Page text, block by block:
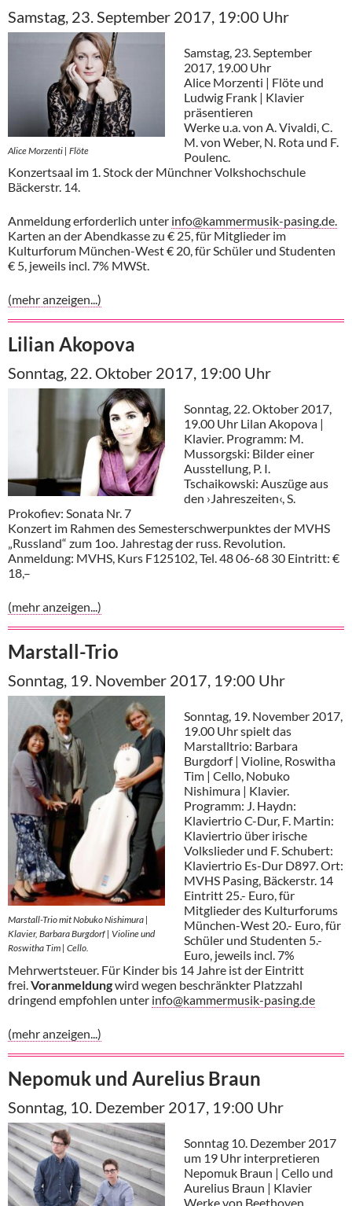
Samstag, 23. September 2017, 19:00 Uhr
Alice Morzenti | Flöte
Samstag, 23. September
2017, 19.00 Uhr
Alice Morzenti | Flöte und
Ludwig Frank | Klavier
präsentieren
Werke u.a. von A. Vivaldi, C.
M. von Weber, N. Rota und F.
Poulenc.
Konzertsaal im 1. Stock der Münchner Volkshochschule
Bäckerstr. 14.
Anmeldung erforderlich unter info@kammermusik-pasing.de.
Karten an der Abendkasse zu € 25, für Mitglieder im
Kulturforum München-West € 20, für Schüler und Studenten
€ 5, jeweils incl. 7% MWSt.
(mehr anzeigen...)
Lilian Akopova
Sonntag, 22. Oktober 2017, 19:00 Uhr
Sonntag, 22. Oktober 2017,
19.00 Uhr Lilan Akopova |
Klavier. Programm: M.
Mussorgski: Bilder einer
Ausstellung, P. I.
Tschaikowski: Auszüge aus
den ›Jahreszeiten‹, S.
Prokofiev: Sonata Nr. 7
Konzert im Rahmen des Semesterschwerpunktes der MVHS
„Russland“ zum 1oo. Jahrestag der russ. Revolution.
Anmeldung: MVHS, Kurs F125102, Tel. 48 06-68 30 Eintritt: €
18,–
(mehr anzeigen...)
Marstall-Trio
Sonntag, 19. November 2017, 19:00 Uhr
Marstall-Trio mit Nobuko Nishimura |
Klavier, Barbara Burgdorf | Violine und
Roswitha Tim | Cello.
Sonntag, 19. November 2017,
19.00 Uhr spielt das
Marstalltrio: Barbara
Burgdorf | Violine, Roswitha
Tim | Cello, Nobuko
Nishimura | Klavier.
Programm: J. Haydn:
Klaviertrio C-Dur, F. Martin:
Klaviertrio über irische
Volkslieder und F. Schubert:
Klaviertrio Es-Dur D897. Ort:
MVHS Pasing, Bäckerstr. 14
Eintritt 25.- Euro, für
Mitglieder des Kulturforums
München-West 20.- Euro, für
Schüler und Studenten 5.-
Euro, jeweils incl. 7%
Mehrwertsteuer. Für Kinder bis 14 Jahre ist der Eintritt
frei.Voranmeldungwird wegen beschränkter Platzzahl
dringend empfohlen unter info@kammermusik-pasing.de
(mehr anzeigen...)
Nepomuk und Aurelius Braun
Sonntag, 10. Dezember 2017, 19:00 Uhr
Sonntag 10. Dezember 2017
um 19 Uhr interpretieren
Nepomuk Braun | Cello und
Aurelius Braun | Klavier
Werke von Beethoven,